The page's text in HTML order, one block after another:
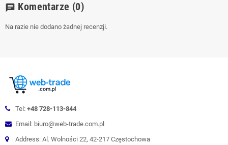
chat Komentarze (0)
Na razie nie dodano żadnej recenzji.
Tel: +48 728-113-844
Email: biuro@web-trade.com.pl
Address: Al. Wolności 22, 42-217 Częstochowa